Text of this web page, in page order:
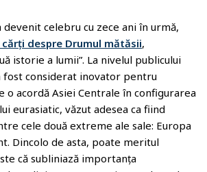
celebru cu zece ani în urmă,
despre Drumul mătăsii,
istorie a lumii”. La nivelul publicului
fost considerat inovator pentru
o acordă Asiei Centrale în configurarea
eurasiatic, văzut adesea ca fiind
cele două extreme ale sale: Europa
Dincolo de asta, poate meritul
că subliniază importanța